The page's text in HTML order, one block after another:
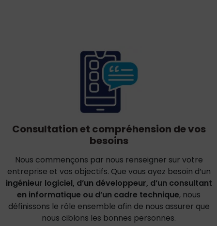
Consultation et compréhension de vos
besoins
Nous commençons par nous renseigner sur votre
entreprise et vos objectifs. Que vous ayez besoin d’un
ingénieur logiciel, d’un développeur, d’un consultant
en informatique ou d’un cadre technique, nous
définissons le rôle ensemble afin de nous assurer que
nous ciblons les bonnes personnes.